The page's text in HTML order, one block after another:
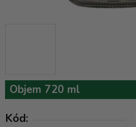
Objem 720 ml
Kód: